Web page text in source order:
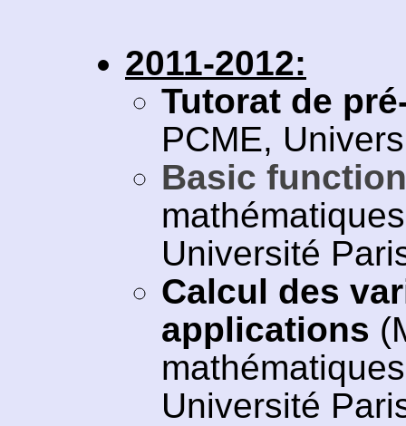
2011-2012:
Tutorat de
PCME,
Basic
Université
Calcul des
applications
Université